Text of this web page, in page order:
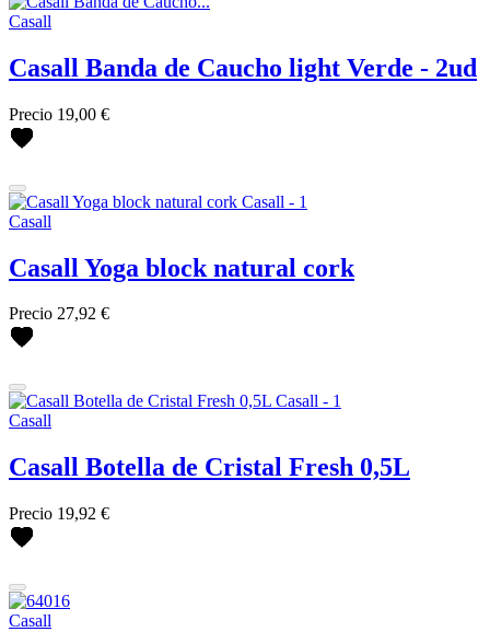
5€
Color
Blanco
Rosa
Ver productos24
Casall
Casall Banda de Caucho light Verde - 2ud
Precio 19,00 €
Casall
Casall Yoga block natural cork
Precio 27,92 €
Casall
Casall Botella de Cristal Fresh 0,5L
Precio 19,92 €
Casall